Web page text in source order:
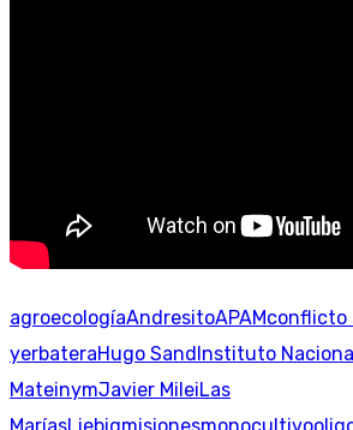
agroecologíaAndresitoAPAMconflicto
yerbateraHugo SandInstituto
MateinymJavier MileiLas